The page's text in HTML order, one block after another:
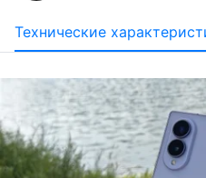
Технические